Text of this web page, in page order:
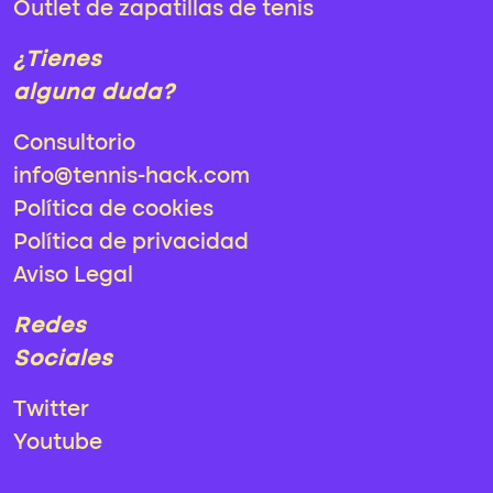
Outlet de zapatillas de tenis
¿Tienes
alguna duda?
Consultorio
info@tennis-hack.com
Política de cookies
Política de privacidad
Aviso Legal
Redes
Sociales
Twitter
Youtube